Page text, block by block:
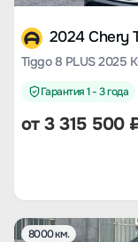
2024 Chery
Tiggo 8 PLUS 2025
Гарантия 1 - 3 года
от3 315 500
8000 км.